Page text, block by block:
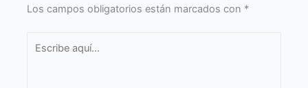
Los campos obligatorios están marcados con *
aquí...